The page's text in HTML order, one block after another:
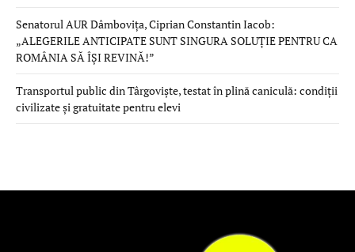
Senatorul AUR Dâmbovița, Ciprian Constantin Iacob:
„ALEGERILE ANTICIPATE SUNT SINGURA SOLUȚIE PENTRU CA
ROMÂNIA SĂ ÎȘI REVINĂ!”
Transportul public din Târgoviște, testat în plină caniculă: condiții
civilizate și gratuitate pentru elevi